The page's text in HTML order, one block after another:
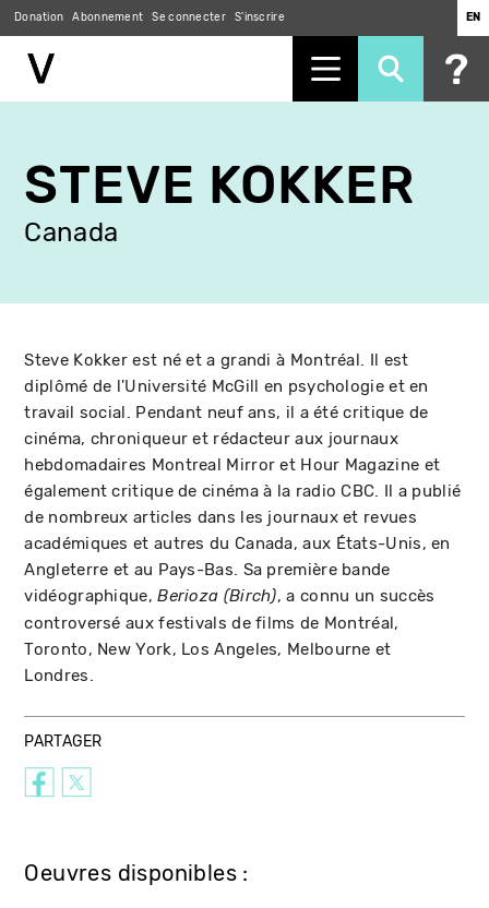
contenu
principal
Donation Abonnement Se connecter S'inscrire EN
STEVE KOKKER
Canada
Steve Kokker est né et a grandi à Montréal. Il est
diplômé de l'Université McGill en psychologie et en
travail social. Pendant neuf ans, il a été critique de
cinéma, chroniqueur et rédacteur aux journaux
hebdomadaires Montreal Mirror et Hour Magazine et
également critique de cinéma à la radio CBC. Il a publié
de nombreux articles dans les journaux et revues
académiques et autres du Canada, aux États-Unis, en
Angleterre et au Pays-Bas. Sa première bande
vidéographique,Berioza (Birch), a connu un succès
controversé aux festivals de films de Montréal,
Toronto, New York, Los Angeles, Melbourne et
Londres.
PARTAGER
Oeuvres disponibles :